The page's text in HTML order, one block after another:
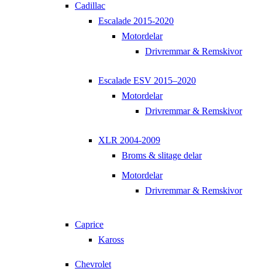
Cadillac
Escalade 2015-2020
Motordelar
Drivremmar & Remskivor
Escalade ESV 2015–2020
Motordelar
Drivremmar & Remskivor
XLR 2004-2009
Broms & slitage delar
Motordelar
Drivremmar & Remskivor
Caprice
Kaross
Chevrolet